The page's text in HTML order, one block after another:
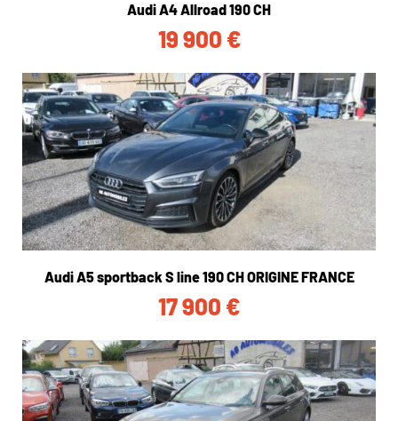
Audi A4 Allroad 190 CH
19 900 €
Audi A5 sportback S line 190 CH ORIGINE FRANCE
17 900 €